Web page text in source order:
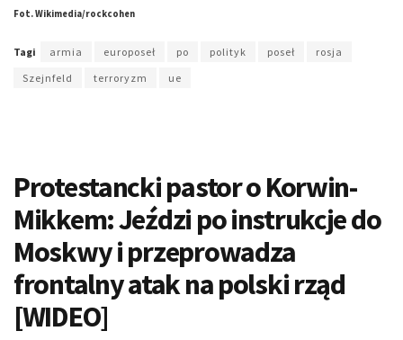
Fot. Wikimedia/rockcohen
Tagi armia europoseł po polityk poseł
rosja
Szejnfeld
terroryzm ue
Protestancki pastor o Korwin-
Mikkem: Jeździ po instrukcje do
Moskwy i przeprowadza
frontalny atak na polski rząd
[WIDEO]